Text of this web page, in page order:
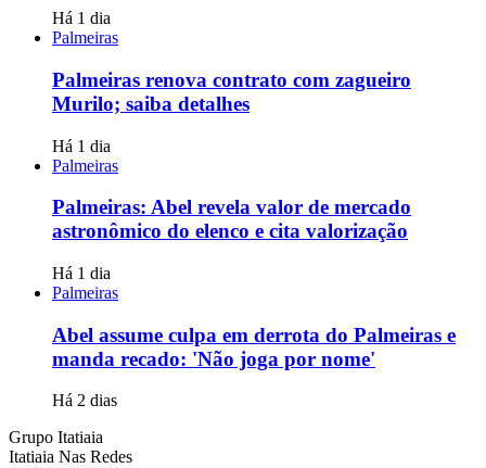
Há 1 dia
Palmeiras
Palmeiras renova contrato com zagueiro
Murilo; saiba detalhes
Há 1 dia
Palmeiras
Palmeiras: Abel revela valor de mercado
astronômico do elenco e cita valorização
Há 1 dia
Palmeiras
Abel assume culpa em derrota do Palmeiras e
manda recado: 'Não joga por nome'
Há 2 dias
Grupo Itatiaia
Itatiaia Nas Redes